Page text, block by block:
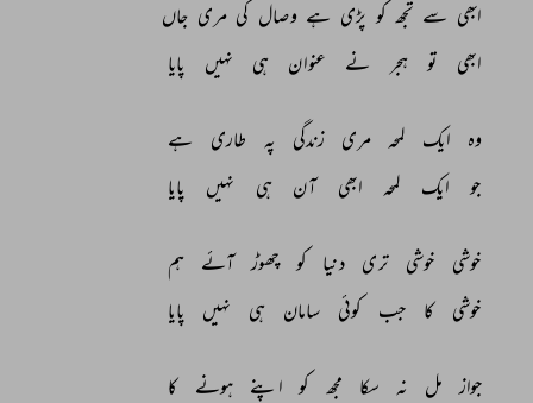
ابھی سے تجھ کو پڑی ہے وصال کی مری جاں
ابھی
تو ہجر نے عنوان ہی نہیں پایا
وہ ایک لمحہ مری زندگی پہ طاری
ہے
جو
ایک لمحہ ابھی آن ہی نہیں پایا
خوشی خوشی تری دنیا کو چھوڑ آئے
ہم
خوشی
کا جب کوئی سامان ہی نہیں پایا
جواز مل نہ سکا مجھ کو اپنے ہونے
کا